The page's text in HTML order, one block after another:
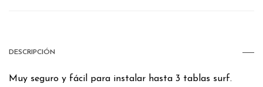
DESCRIPCIÓN
Muy seguro y fácil para instalar hasta 3 tablas surf.